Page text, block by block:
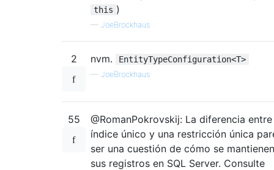
this )
— JoeBrockhaus
2 nvm. EntityTypeConfiguration<T>
— JoeBrockhaus
55
@RomanPokrovskij: La diferencia
índice único y una restricción única
ser una cuestión de cómo se mantienen
sus registros en SQL Server. Consulte